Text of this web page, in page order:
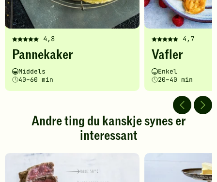
4,8
Denne
oppskriften
fått
5
av
stjerner.
gi
vurdering.
Pannekaker
Vanskelighetsgrad
Middels
Tilberedningstid
40–60 min
4,7
Denne
oppskriften
fått
5
av
stjerner.
Klikk
gi
vurdering.
Vafler
Vanskelighetsgrad
Enkel
Tilberedningstid
20–40 min
Andre ting du kanskje synes er
interessant